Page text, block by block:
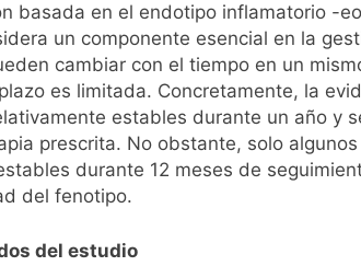
basada en el endotipo inflamatorio -
un componente esencial en la
cambiar con el tiempo en un
es limitada. Concretamente, la
estables durante un año y
prescrita. No obstante, solo
durante 12 meses de
del fenotipo.
del estudio